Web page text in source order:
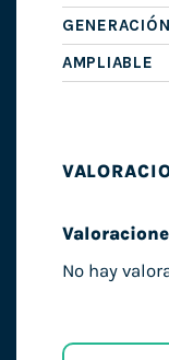
AMPLIABLE
No hay